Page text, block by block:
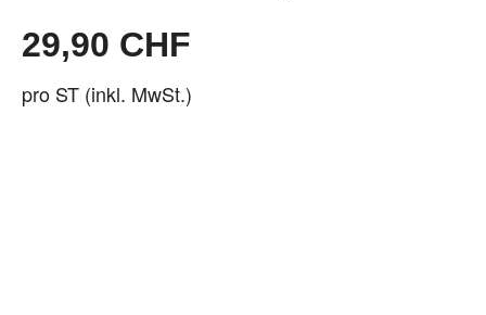
29,90 CHF
pro ST (inkl. MwSt.)